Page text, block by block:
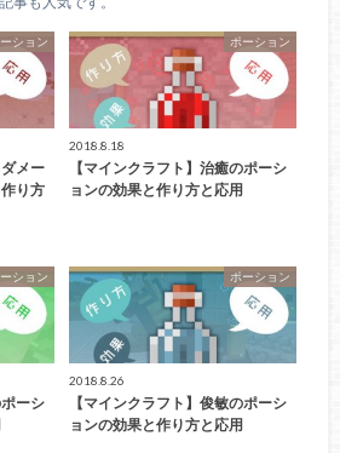
ション
メー
り方
ポーション
2018.8.18
【マインクラフト】治癒のポーシ
ョンの効果と作り方と応用
ション
ーシ
ポーション
2018.8.26
【マインクラフト】俊敏のポーシ
ョンの効果と作り方と応用